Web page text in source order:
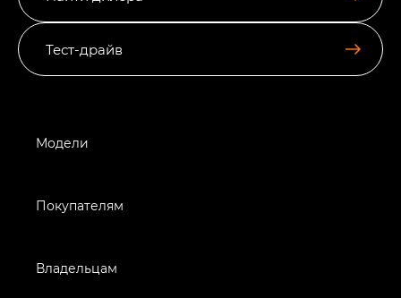
Тест-драйв
Модели
Покупателям
Владельцам